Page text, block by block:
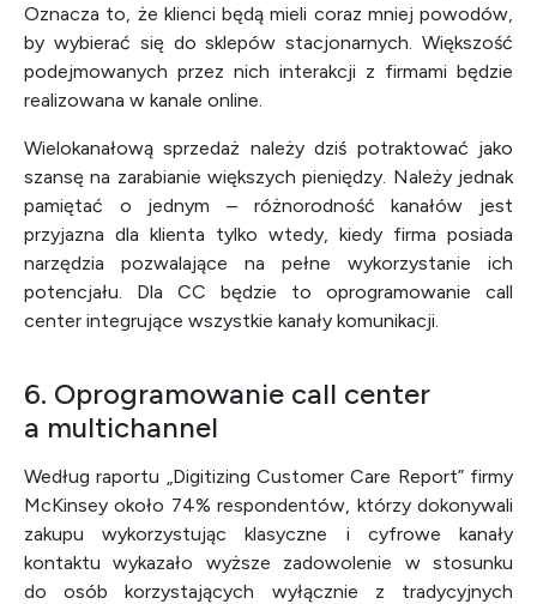
Oznacza to, że klienci będą mieli coraz mniej powodów,
by wybierać się do sklepów stacjonarnych. Większość
podejmowanych przez nich interakcji z firmami będzie
realizowana w kanale online.
Wielokanałową sprzedaż należy dziś potraktować jako
szansę na zarabianie większych pieniędzy. Należy jednak
pamiętać o jednym – różnorodność kanałów jest
przyjazna dla klienta tylko wtedy, kiedy firma posiada
narzędzia pozwalające na pełne wykorzystanie ich
potencjału. Dla CC będzie to oprogramowanie call
center integrujące wszystkie kanały komunikacji.
6. Oprogramowanie call center
a multichannel
Według raportu „Digitizing Customer Care Report” firmy
McKinsey około 74% respondentów, którzy dokonywali
zakupu wykorzystując klasyczne i cyfrowe kanały
kontaktu wykazało wyższe zadowolenie w stosunku
do osób korzystających wyłącznie z tradycyjnych